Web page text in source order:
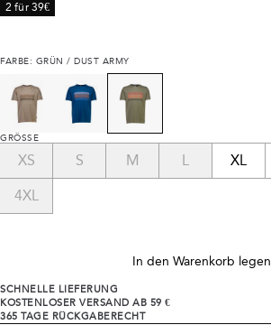
2 für 39€
FARBE: GRÜN / DUST ARMY
GRÖSSE
XS S M L XL
4XL
In den Warenkorb legen
SCHNELLE LIEFERUNG
KOSTENLOSER VERSAND AB 59 €
365 TAGE RÜCKGABERECHT